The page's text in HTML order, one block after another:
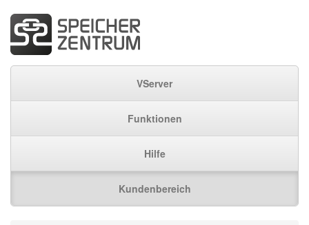
VServer
Funktionen
Hilfe
Kundenbereich